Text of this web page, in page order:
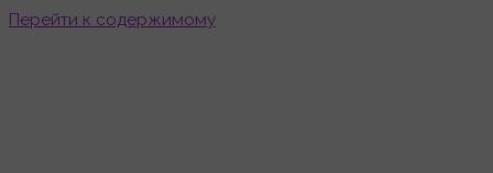
Перейти к содержимому